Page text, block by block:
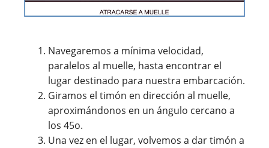
Navegaremos a mínima velocidad,
paralelos al muelle, hasta encontrar el
lugar destinado para nuestra embarcación.
Giramos el timón en dirección al muelle,
aproximándonos en un ángulo cercano a
los 45o.
Una vez en el lugar, volvemos a dar timón a